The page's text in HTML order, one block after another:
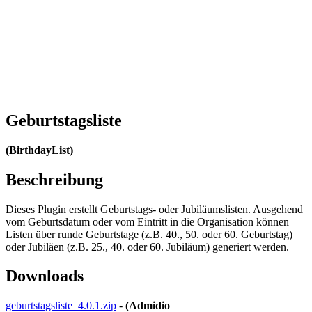
Geburtstagsliste
(BirthdayList)
Beschreibung
Dieses Plugin erstellt Geburtstags- oder Jubiläumslisten. Ausgehend
vom Geburtsdatum oder vom Eintritt in die Organisation können
Listen über runde Geburtstage (z.B. 40., 50. oder 60. Geburtstag)
oder Jubiläen (z.B. 25., 40. oder 60. Jubiläum) generiert werden.
Downloads
geburtstagsliste_4.0.1.zip - (Admidio